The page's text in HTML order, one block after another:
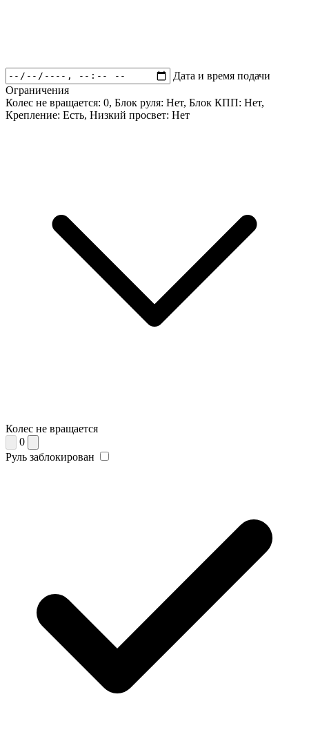
Дата и время подачи
Ограничения
Колес не вращается: 0, Блок руля: Нет, Блок КПП: Нет,
Крепление: Есть, Низкий просвет: Нет
Колес не вращается
0
Руль заблокирован